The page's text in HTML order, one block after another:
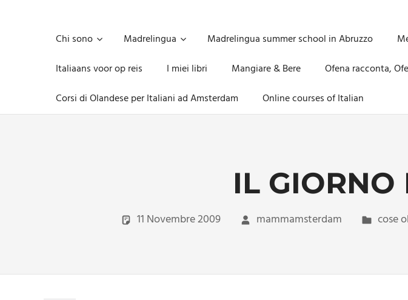
imprescindibile,
inevitabile
Mammamsterdam
oggi
anche
Chi sono Madrelingua Madrelingua summer school in Abruzzo
Italiaans voor op reis
I miei libri Mangiare & Bere Ofena racconta,
Corsi di Olandese per Italiani ad Amsterdam
Online courses of Italian
IL GIORNO
11 Novembre 2009 mammamsterdam cose